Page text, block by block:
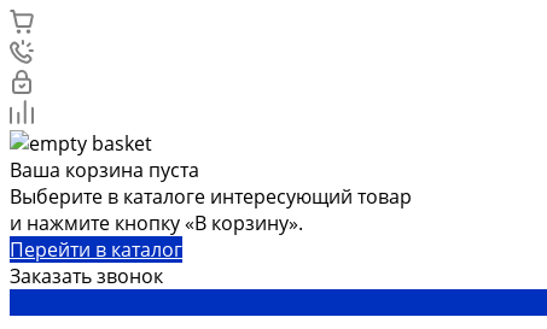
Ваша корзина пуста
Выберите в каталоге интересующий товар
и нажмите кнопку «В корзину».
Перейти в каталог
Заказать звонок